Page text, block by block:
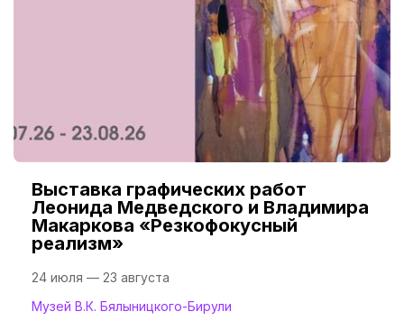
Выставка графических работ
Леонида Медведского и Владимира
Макаркова «Резкофокусный
реализм»
24 июля — 23 августа
Музей В.К. Бялыницкого-Бирули